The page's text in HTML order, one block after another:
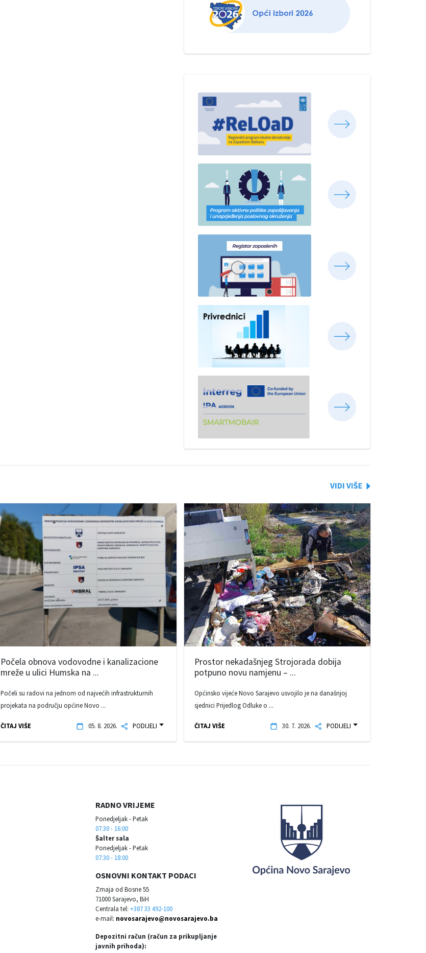
Počela obnova vodovodne i kanalizacione
mreže u ulici Humska na ...
Počeli su radovi na jednom od najvećih infrastrukturnih
projekata na području općine Novo ...
ČITAJ VIŠE 05. 8. 2026. PODIJELI
Prostor nekadašnjeg Strojorada dobija
potpuno novu namjenu – ...
Općinsko vijeće Novo Sarajevo usvojilo je na današnjoj
sjednici Prijedlog Odluke o ...
ČITAJ VIŠE 30. 7. 2026. PODIJELI
RADNO VRIJEME
Ponedjeljak - Petak
07:30 - 16:00
Šalter sala
Ponedjeljak - Petak
07:30 - 18:00
OSNOVNI KONTAKT PODACI
Zmaja od Bosne 55
71000 Sarajevo, BiH
Centrala tel: +387 33 492-100
e-mail: novosarajevo@novosarajevo.ba
Depozitni račun (račun za prikupljanje
javnih prihoda):